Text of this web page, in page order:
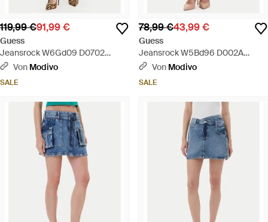
119,99 €91,99 €
Guess
Jeansrock W6Gd09 D0702
Regular Fit - Blau
Von Modivo
SALE
78,99 €43,99 €
Guess
Jeansrock W5Bd96 D002A
Regular Fit - Blau
Von Modivo
SALE